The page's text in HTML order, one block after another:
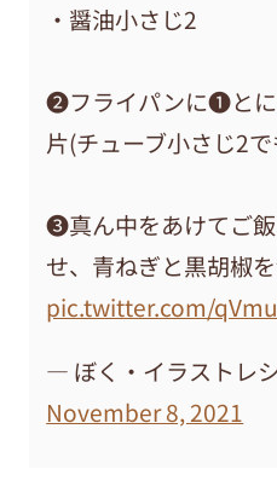
・醤油小さじ2
❷フライパンに❶と
片(チューブ小さじ2
❸真ん中をあけてご
せ、青ねぎと黒胡椒
pic.twitter.com/
— ぼく・イラストレ
November 8, 2021